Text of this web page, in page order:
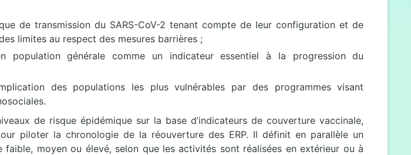
de transmission du SARS-CoV-2 tenant compte de leur configuration et de
limites au respect des mesures barrières ;
population générale comme un indicateur essentiel à la progression du
des populations les plus vulnérables par des programmes visant
de risque épidémique sur la base d’indicateurs de couverture vaccinale,
piloter la chronologie de la réouverture des ERP. Il définit en parallèle un
moyen ou élevé, selon que les activités sont réalisées en extérieur ou à